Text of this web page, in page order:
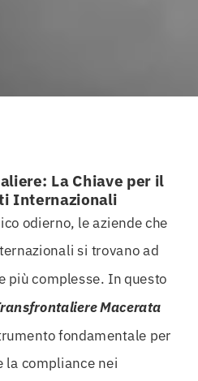
La Chiave per il
Internazionali
odierno, le aziende che
si trovano ad
più complesse. In questo
Macerata
fondamentale per
la compliance nei